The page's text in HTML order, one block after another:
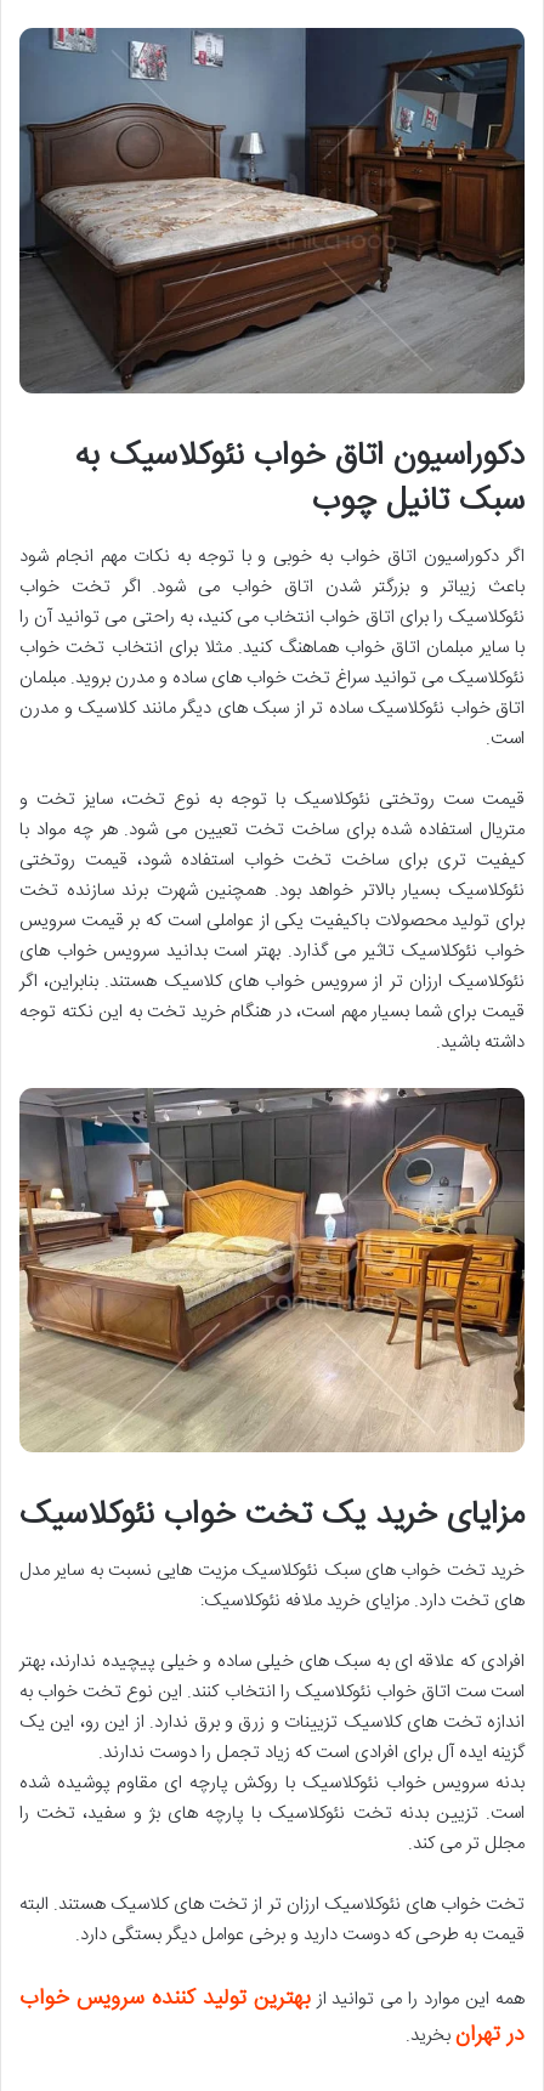
دکوراسیون اتاق خواب نئوکلاسیک به
سبک تانیل چوب
اگر دکوراسیون اتاق خواب به خوبی و با توجه به نکات مهم انجام شود
باعث زیباتر و بزرگتر شدن اتاق خواب می شود. اگر تخت خواب
نئوکلاسیک را برای اتاق خواب انتخاب می کنید، به راحتی می توانید آن را
با سایر مبلمان اتاق خواب هماهنگ کنید. مثلا برای انتخاب تخت خواب
نئوکلاسیک می توانید سراغ تخت خواب های ساده و مدرن بروید. مبلمان
اتاق خواب نئوکلاسیک ساده تر از سبک های دیگر مانند کلاسیک و مدرن
است.
قیمت ست روتختی نئوکلاسیک با توجه به نوع تخت، سایز تخت و
متریال استفاده شده برای ساخت تخت تعیین می شود. هر چه مواد با
کیفیت تری برای ساخت تخت خواب استفاده شود، قیمت روتختی
نئوکلاسیک بسیار بالاتر خواهد بود. همچنین شهرت برند سازنده تخت
برای تولید محصولات باکیفیت یکی از عواملی است که بر قیمت سرویس
خواب نئوکلاسیک تاثیر می گذارد. بهتر است بدانید سرویس خواب های
نئوکلاسیک ارزان تر از سرویس خواب های کلاسیک هستند. بنابراین، اگر
قیمت برای شما بسیار مهم است، در هنگام خرید تخت به این نکته توجه
داشته باشید.
مزایای خرید یک تخت خواب نئوکلاسیک
خرید تخت خواب های سبک نئوکلاسیک مزیت هایی نسبت به سایر مدل
های تخت دارد. مزایای خرید ملافه نئوکلاسیک:
افرادی که علاقه ای به سبک های خیلی ساده و خیلی پیچیده ندارند، بهتر
است ست اتاق خواب نئوکلاسیک را انتخاب کنند. این نوع تخت خواب به
اندازه تخت های کلاسیک تزیینات و زرق و برق ندارد. از این رو، این یک
گزینه ایده آل برای افرادی است که زیاد تجمل را دوست ندارند.
بدنه سرویس خواب نئوکلاسیک با روکش پارچه ای مقاوم پوشیده شده
است. تزیین بدنه تخت نئوکلاسیک با پارچه های بژ و سفید، تخت را
مجلل تر می کند.
تخت خواب های نئوکلاسیک ارزان تر از تخت های کلاسیک هستند. البته
قیمت به طرحی که دوست دارید و برخی عوامل دیگر بستگی دارد.
همه این موارد را می توانید ازبهترین تولید کننده سرویس خواب
در تهرانبخرید.